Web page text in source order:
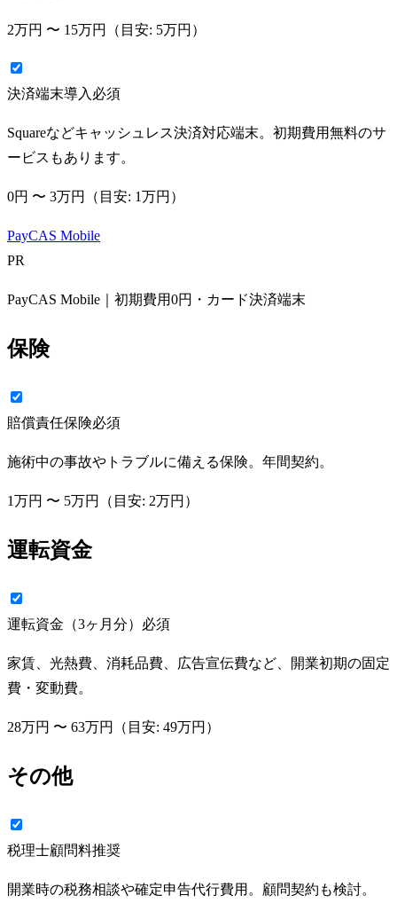
2万円 〜 15万円 （目安: 5万円 ）
決済端末導入 必須
Squareなどキャッシュレス決済対応端末。初期費用無料のサ
ービスもあります。
0円 〜 3万円 （目安: 1万円 ）
PayCAS Mobile
PR
PayCAS Mobile｜初期費用0円・カード決済端末
保険
賠償責任保険必須
施術中の事故やトラブルに備える保険。年間契約。
1万円 〜 5万円 （目安: 2万円 ）
運転資金
運転資金（3ヶ月分） 必須
家賃、光熱費、消耗品費、広告宣伝費など、開業初期の固定
費・変動費。
28万円 〜 63万円 （目安: 49万円 ）
その他
税理士顧問料推奨
開業時の税務相談や確定申告代行費用。顧問契約も検討。